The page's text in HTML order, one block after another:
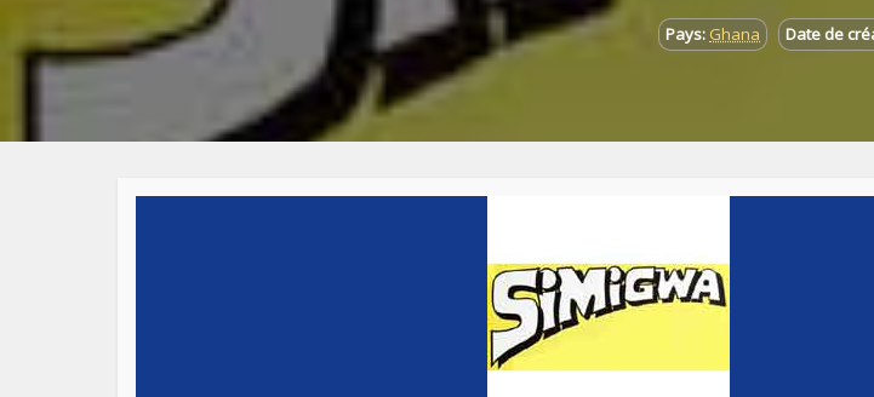
Pays: Ghana Date de